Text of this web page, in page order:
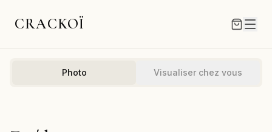
CRACKOÏ
Photo Visualiser chez vous